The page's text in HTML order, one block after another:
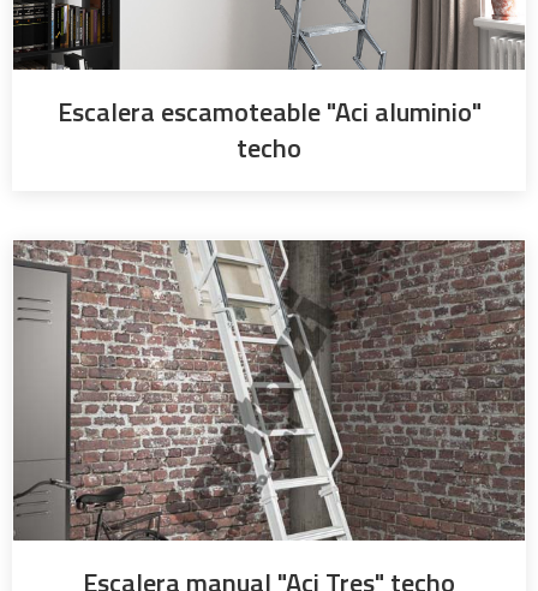
Escalera escamoteable "Aci aluminio"
techo
Escalera manual "Aci Tres" techo